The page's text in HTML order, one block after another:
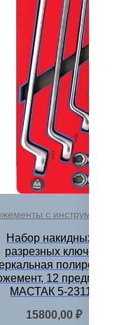
с инструментом
Набор накидных и
разрезных ключей,
полировка,
12 предметов
МАСТАК 5-23112
15800,00₽